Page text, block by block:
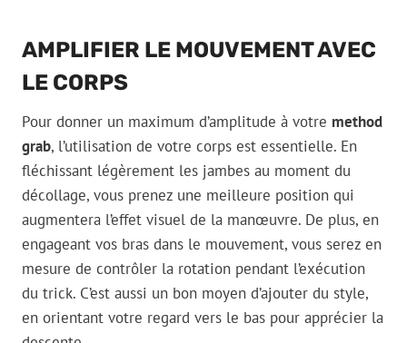
AMPLIFIER LE MOUVEMENT AVEC
LE CORPS
Pour donner un maximum d’amplitude à votre method
grab, l’utilisation de votre corps est essentielle. En
fléchissant légèrement les jambes au moment du
décollage, vous prenez une meilleure position qui
augmentera l’effet visuel de la manœuvre. De plus, en
engageant vos bras dans le mouvement, vous serez en
mesure de contrôler la rotation pendant l’exécution
du trick. C’est aussi un bon moyen d’ajouter du style,
en orientant votre regard vers le bas pour apprécier la